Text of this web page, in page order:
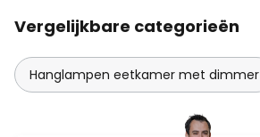
Vergelijkbare categorieën
Hanglampen eetkamer met dimmer